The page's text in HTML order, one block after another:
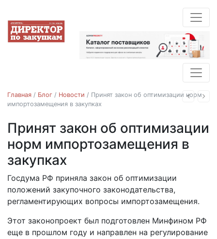
Назад
Главная / Блог / Новости / Принят закон об оптимизации норм
импортозамещения в закупках
Новости
Принят закон об оптимизации
норм импортозамещения в
закупках
02.08.2024
Госдума РФ приняла закон об оптимизации
положений закупочного законодательства,
регламентирующих вопросы импортозамещения.
Этот законопроект был подготовлен Минфином РФ
еще в прошлом году и направлен на регулирование